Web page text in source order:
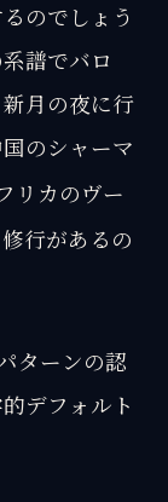
のでしょう
譜でバロ
月の夜に行
のシャーマ
リカのヴー
行があるの
ターンの認
デフォルト